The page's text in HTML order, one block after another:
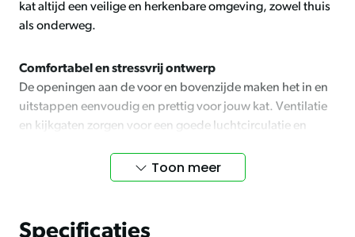
kat altijd een veilige en herkenbare omgeving, zowel thuis
als onderweg.
Comfortabel en stressvrij ontwerp
De openingen aan de voor en bovenzijde maken het in en
uitstappen eenvoudig en prettig voor jouw kat. Ventilatie
en kijkgaten zorgen voor een goede luchtcirculatie en
het reizen. Door het zachte interieur voelt de tas snel
Duurzaam en milieubewust
Toon meer
Specificaties